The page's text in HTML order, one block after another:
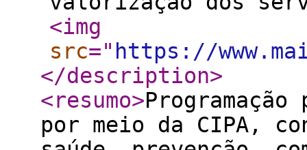
<img
src=" https://
</description>
<resumo>
por meio da CIPA,